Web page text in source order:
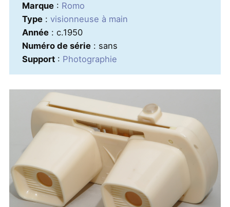
Marque: Romo
Type: visionneuse à main
Année: c.1950
Numéro de série: sans
Support: Photographie